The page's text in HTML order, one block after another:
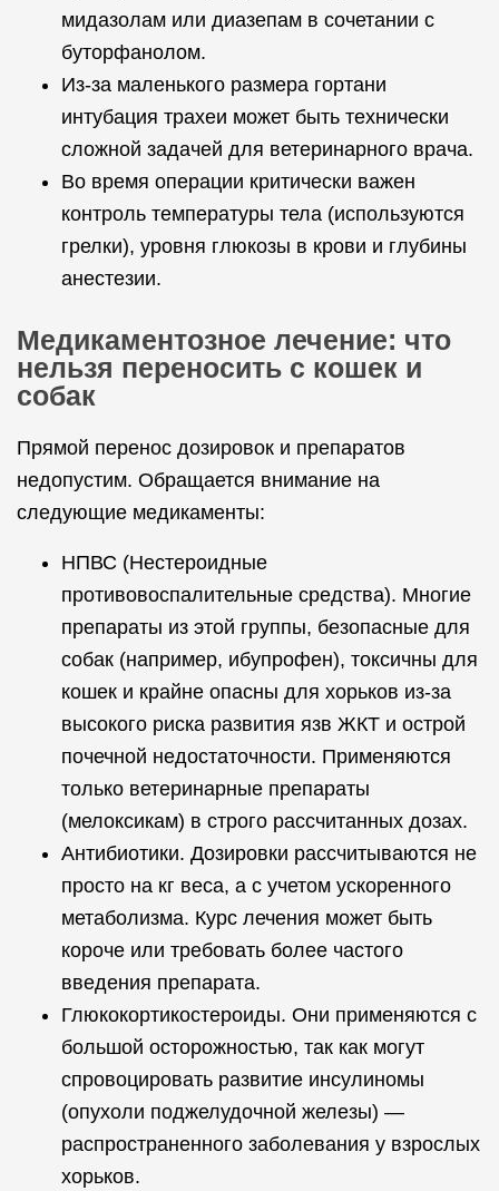
мидазолам или диазепам в сочетании с
буторфанолом.
Из-за маленького размера гортани
интубация трахеи может быть технически
сложной задачей для ветеринарного врача.
Во время операции критически важен
контроль температуры тела (используются
грелки), уровня глюкозы в крови и глубины
анестезии.
Медикаментозное лечение: что
нельзя переносить с кошек и
собак
Прямой перенос дозировок и препаратов
недопустим. Обращается внимание на
следующие медикаменты:
НПВС (Нестероидные
противовоспалительные средства). Многие
препараты из этой группы, безопасные для
собак (например, ибупрофен), токсичны для
кошек и крайне опасны для хорьков из-за
высокого риска развития язв ЖКТ и острой
почечной недостаточности. Применяются
только ветеринарные препараты
(мелоксикам) в строго рассчитанных дозах.
Антибиотики. Дозировки рассчитываются не
просто на кг веса, а с учетом ускоренного
метаболизма. Курс лечения может быть
короче или требовать более частого
введения препарата.
Глюкокортикостероиды. Они применяются с
большой осторожностью, так как могут
спровоцировать развитие инсулиномы
(опухоли поджелудочной железы) —
распространенного заболевания у взрослых
хорьков.